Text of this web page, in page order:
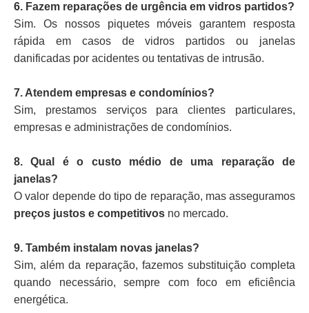
6. Fazem reparações de urgência em vidros partidos?
Sim. Os nossos piquetes móveis garantem resposta
rápida em casos de vidros partidos ou janelas
danificadas por acidentes ou tentativas de intrusão.
7. Atendem empresas e condomínios?
Sim, prestamos serviços para clientes particulares,
empresas e administrações de condomínios.
8. Qual é o custo médio de uma reparação de
janelas?
O valor depende do tipo de reparação, mas asseguramos
preços justos e competitivos no mercado.
9. Também instalam novas janelas?
Sim, além da reparação, fazemos substituição completa
quando necessário, sempre com foco em eficiência
energética.